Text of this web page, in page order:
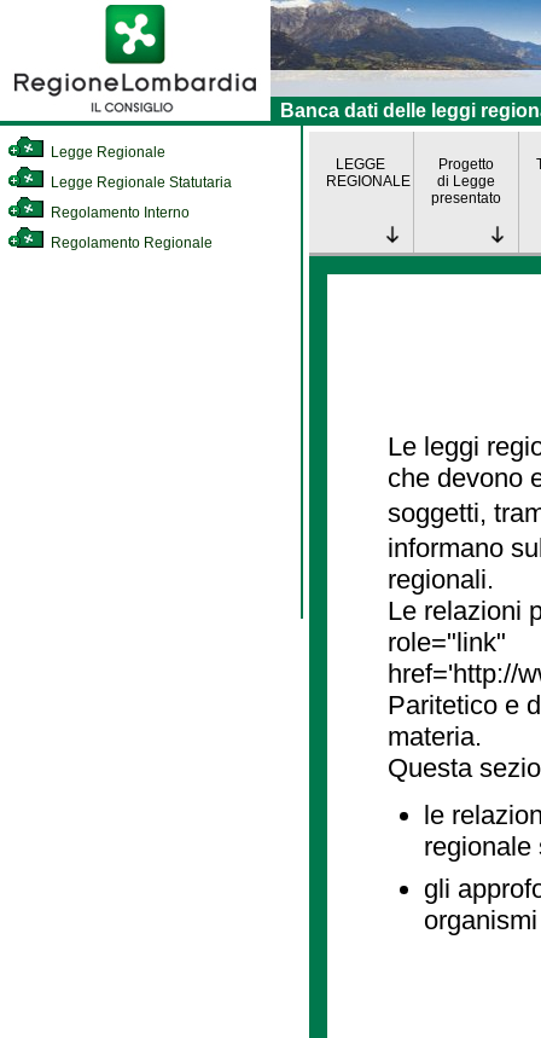
Banca dati delle leggi
Legge Regionale
Legge Regionale Statutaria
Regolamento Interno
Regolamento Regionale
LEGGE
REGIONALE
Progetto
di Legge
presentato
Le leggi
che devono
soggetti,
informano
regionali.
Le relazioni
role="link"
href='http://
Paritetico e
materia.
Questa
le
regionale
gli